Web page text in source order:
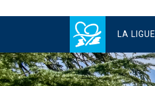
LA LIGUE